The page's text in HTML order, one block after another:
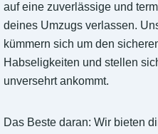
auf eine zuverlässige und
deines Umzugs verlassen.
kümmern sich um den
Habseligkeiten und stellen
unversehrt ankommt.
Das Beste daran: Wir bieten